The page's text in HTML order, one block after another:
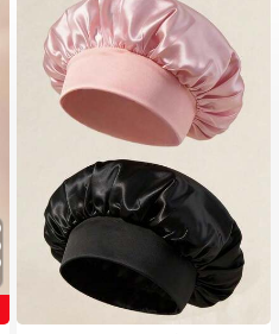
#1 Más vendidos
en Multicolor Gorros para el pelo para mujer
Establecido hace 1 año